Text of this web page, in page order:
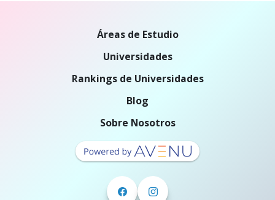
Áreas de Estudio
Universidades
Rankings de Universidades
Blog
Sobre Nosotros